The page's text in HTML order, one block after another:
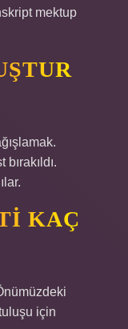
mektup
KAÇ
için